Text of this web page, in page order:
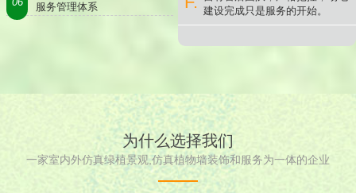
服务管理体系
建设完成只是服务的开始。
为什么选择我们
一家室内外仿真绿植景观,仿真植物墙装饰和服务为一体的企业